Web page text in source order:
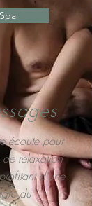
écoute pour
relaxation
d’une
du